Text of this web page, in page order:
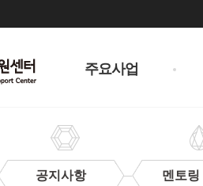
주요사업
공지사항 멘토링